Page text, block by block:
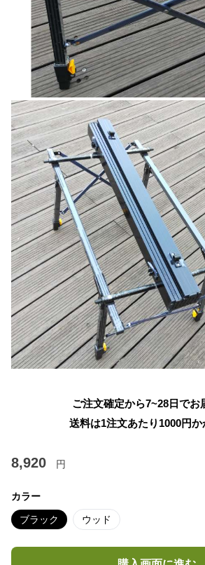
ご注文確定から7~28日でお
送料は1注文あたり 1000円
8,920 円
カラー
ブラック ウッド